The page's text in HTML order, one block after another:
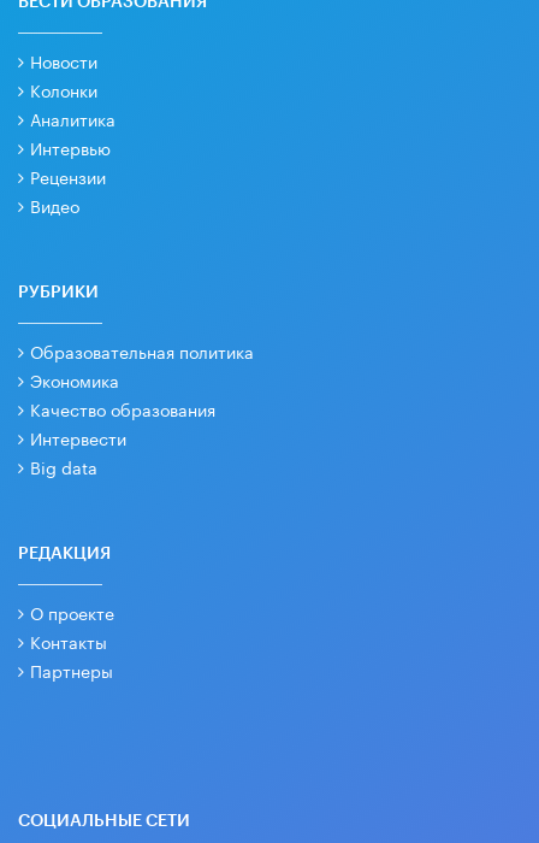
Новости
Колонки
Аналитика
Интервью
Рецензии
Видео
РУБРИКИ
Образовательная политика
Экономика
Качество образования
Интервести
Big data
РЕДАКЦИЯ
О проекте
Контакты
Партнеры
СОЦИАЛЬНЫЕ СЕТИ